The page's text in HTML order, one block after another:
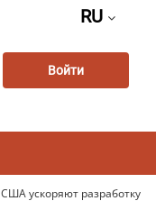
RU
Войти
ускоряют разработку